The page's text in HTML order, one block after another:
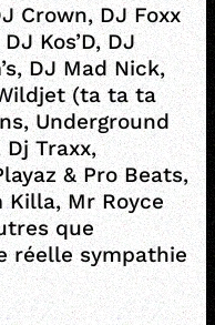
Crown, DJ Foxx
Kos’D, DJ
DJ Mad Nick,
(ta ta ta
Underground
Traxx,
& Pro Beats,
Killa, Mr Royce
que
réelle sympathie